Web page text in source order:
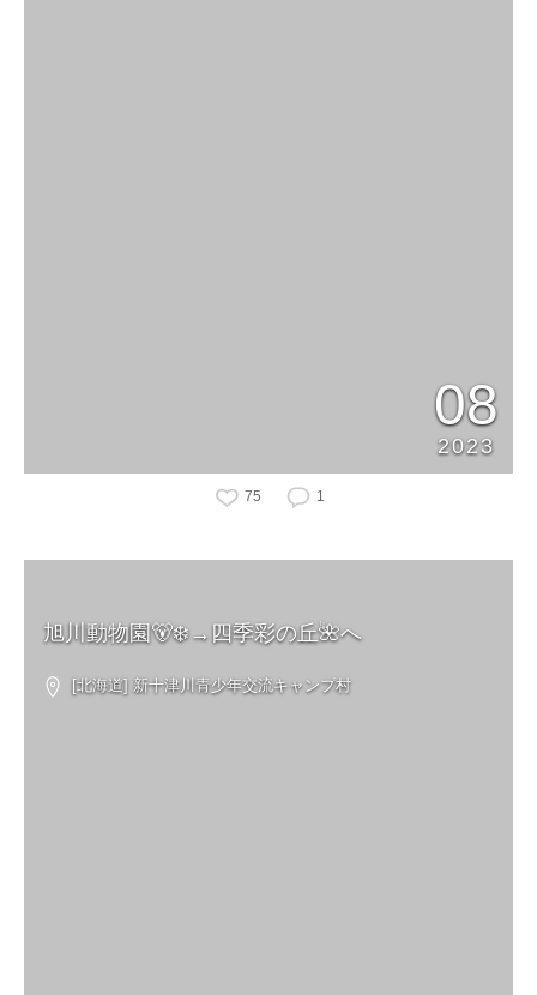
08
2023
75 1
旭川動物園🐻‍❄️→四季彩の丘🌺へ
[北海道] 新十津川青少年交流キャンプ村